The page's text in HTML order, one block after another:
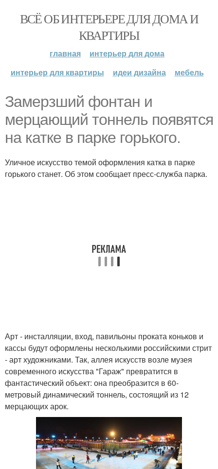
ВСЁ ОБ ИНТЕРЬЕРЕ ДЛЯ ДОМА И
КВАРТИРЫ
главная
интерьер для дома
интерьер для квартиры
идеи дизайна мебель
Замерзший фонтан и
мерцающий тоннель появятся
на катке в парке горького.
Уличное искусство темой оформления катка в парке
горького станет. Об этом сообщает пресс-служба парка.
Арт - инсталляции, вход, павильоны проката коньков и
кассы будут оформлены несколькими российскими стрит
- арт художниками. Так, аллея искусств возле музея
современного искусства "Гараж" превратится в
фантастический объект: она преобразится в 60-
метровый динамический тоннель, состоящий из 12
мерцающих арок.